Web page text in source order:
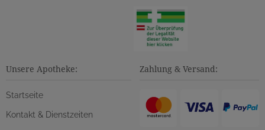
Unsere Apotheke:
Startseite
Kontakt & Dienstzeiten
Zahlung & Versand: